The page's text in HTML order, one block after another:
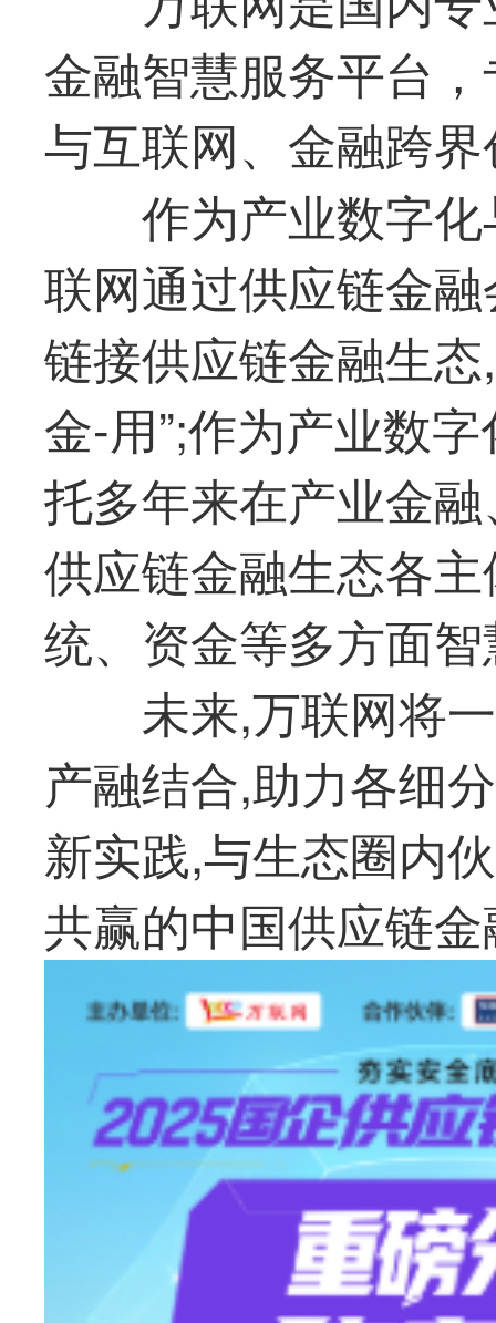
金融智慧服务平台
与互联网、金融跨
作为产业数字
联网通过供应链金
链接供应链金融生
金-用”;作为产业数
托多年来在产业金
供应链金融生态各
统、资金等多方面
未来,万联网将
产融结合,助力各细
新实践,与生态圈内
共赢的中国供应链